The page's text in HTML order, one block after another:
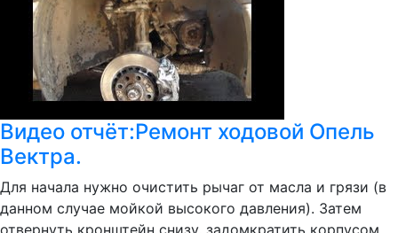
Видео отчёт:Ремонт ходовой Опель
Вектра.
Для начала нужно очистить рычаг от масла и грязи (в
данном случае мойкой высокого давления). Затем
отвернуть кронштейн снизу, задомкратить корпусом